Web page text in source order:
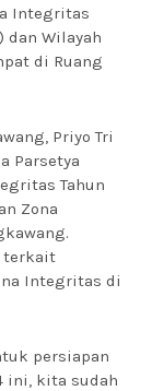
Integritas
dan Wilayah
di Ruang
Priyo Tri
Parsetya
Tahun
Zona
terkait
Integritas di
persiapan
ini, kita sudah